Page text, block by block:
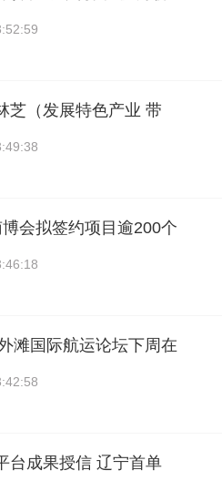
芝（发展特色产业 带
会拟签约项目逾200个
滩国际航运论坛下周在
台成果授信 辽宁首单